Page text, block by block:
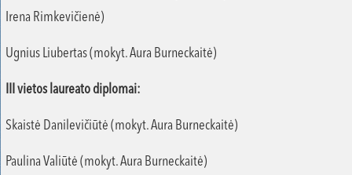
Irena Rimkevičienė)
Ugnius Liubertas (mokyt. Aura Burneckaitė)
III vietos laureato diplomai:
Skaistė Danilevičiūtė (mokyt. Aura Burneckaitė)
Paulina Valiūtė (mokyt. Aura Burneckaitė)